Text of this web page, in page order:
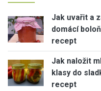
Jak uvařit a
domácí
recept
Jak naložit
klasy do
recept